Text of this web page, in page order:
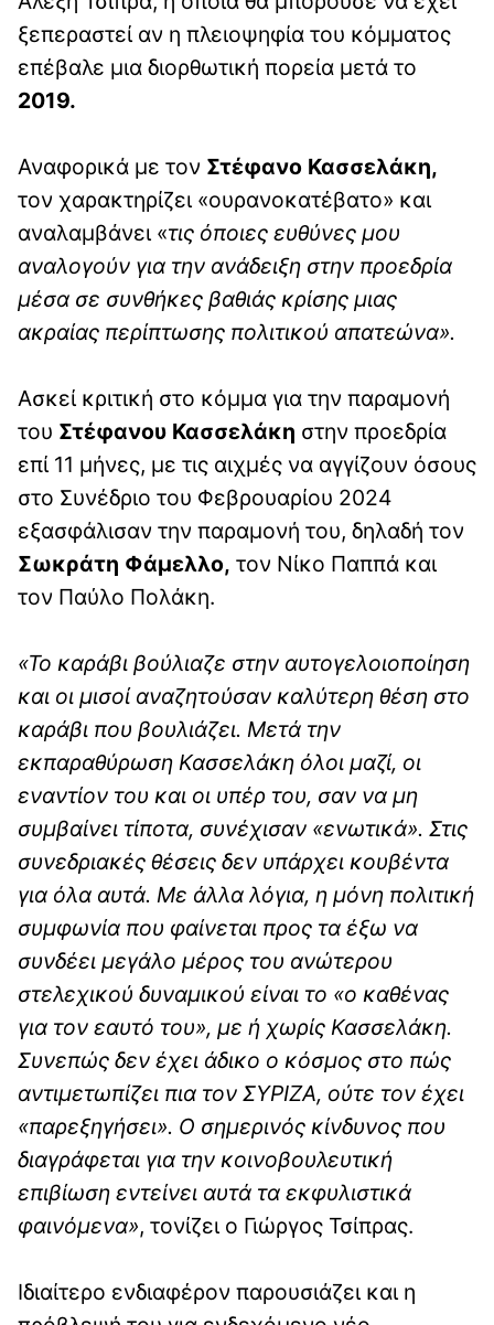
ξεπεραστεί αν η πλειοψηφία του κόμματος
επέβαλε μια διορθωτική πορεία μετά το
2019.
Αναφορικά με τον Στέφανο Κασσελάκη,
τον χαρακτηρίζει «ουρανοκατέβατο» και
αναλαμβάνει «τις όποιες ευθύνες μου
αναλογούν για την ανάδειξη στην προεδρία
μέσα σε συνθήκες βαθιάς κρίσης μιας
ακραίας περίπτωσης πολιτικού απατεώνα».
Ασκεί κριτική στο κόμμα για την παραμονή
του Στέφανου Κασσελάκη στην προεδρία
επί 11 μήνες, με τις αιχμές να αγγίζουν όσους
στο Συνέδριο του Φεβρουαρίου 2024
εξασφάλισαν την παραμονή του, δηλαδή τον
Σωκράτη Φάμελλο, τον Νίκο Παππά και
τον Παύλο Πολάκη.
«Το καράβι βούλιαζε στην αυτογελοιοποίηση
και οι μισοί αναζητούσαν καλύτερη θέση στο
καράβι που βουλιάζει. Μετά την
εκπαραθύρωση Κασσελάκη όλοι μαζί, οι
εναντίον του και οι υπέρ του, σαν να μη
συμβαίνει τίποτα, συνέχισαν «ενωτικά». Στις
συνεδριακές θέσεις δεν υπάρχει κουβέντα
για όλα αυτά. Με άλλα λόγια, η μόνη πολιτική
συμφωνία που φαίνεται προς τα έξω να
συνδέει μεγάλο μέρος του ανώτερου
στελεχικού δυναμικού είναι το «ο καθένας
για τον εαυτό του», με ή χωρίς Κασσελάκη.
Συνεπώς δεν έχει άδικο ο κόσμος στο πώς
αντιμετωπίζει πια τον ΣΥΡΙΖΑ, ούτε τον έχει
«παρεξηγήσει». Ο σημερινός κίνδυνος που
διαγράφεται για την κοινοβουλευτική
επιβίωση εντείνει αυτά τα εκφυλιστικά
φαινόμενα», τονίζει ο Γιώργος Τσίπρας.
Ιδιαίτερο ενδιαφέρον παρουσιάζει και η